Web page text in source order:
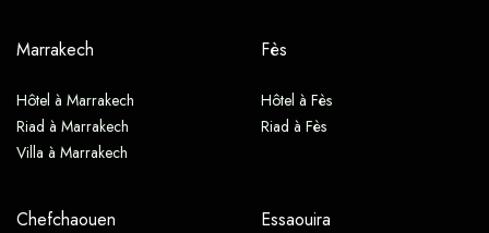
Marrakech
Hôtel à Marrakech
Riad à Marrakech
Villa à Marrakech
Fès
Hôtel à Fès
Riad à Fès
Chefchaouen Essaouira